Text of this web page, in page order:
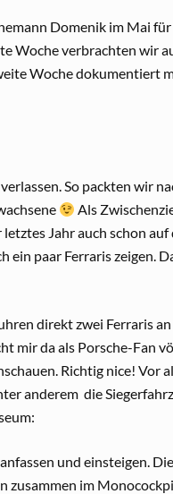
Domenik im Mai
Woche verbrachten wir
Woche dokumentiert
So packten wir
Als
Jahr auch schon
paar Ferraris zeigen.
direkt zwei Ferraris
mir da als Porsche-Fan
Richtig nice! Vor
anderem die
und einsteigen.
zusammen im